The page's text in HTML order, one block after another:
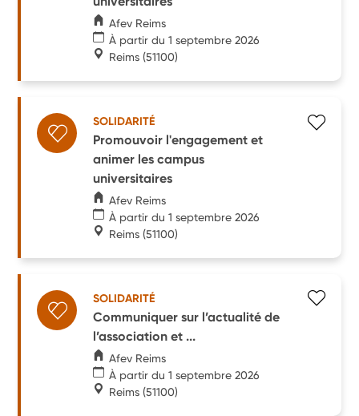
Afev Reims
À partir du 1 septembre 2026
Reims (51100)
SOLIDARITÉ
Promouvoir l'engagement et
animer les campus
universitaires
Afev Reims
À partir du 1 septembre 2026
Reims (51100)
SOLIDARITÉ
Communiquer sur l’actualité de
l’association et ...
Afev Reims
À partir du 1 septembre 2026
Reims (51100)